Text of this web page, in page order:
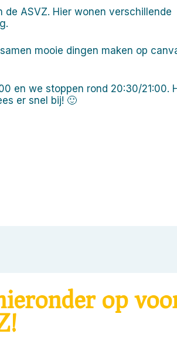
ASVZ. Hier wonen verschillende
mooie dingen maken op
en we stoppen rond 20:30/21:00.
er snel bij! 🙂
op